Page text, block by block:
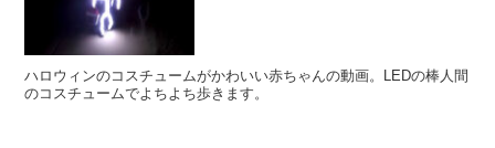
ハロウィンのコスチュームがかわいい赤ちゃんの動画。LEDの棒人間
のコスチュームでよちよち歩きます。